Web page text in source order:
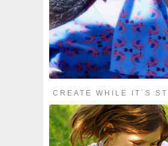
CREATE WHILE IT´S